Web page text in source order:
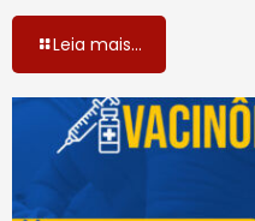
Leia mais...